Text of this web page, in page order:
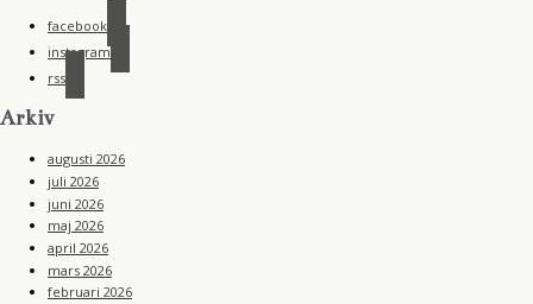
facebook
instagram
rss
Arkiv
augusti 2026
juli 2026
juni 2026
maj 2026
april 2026
mars 2026
februari 2026